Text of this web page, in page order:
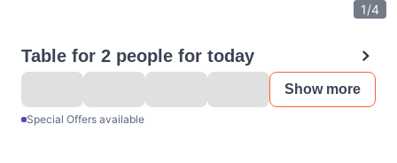
1/4
Table for 2 people for today
Show more
Special Offers available